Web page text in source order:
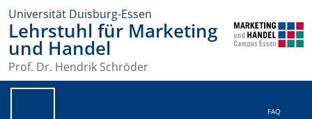
Universität Duisburg-Essen
Lehrstuhl für Marketing
und Handel
Prof. Dr. Hendrik Schröder
FAQ